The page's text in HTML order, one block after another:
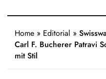
Home » Editorial »
Carl F. Bucherer Patravi
mit Stil